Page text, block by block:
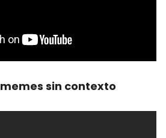
sin contexto